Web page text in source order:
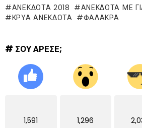
ΑΝΕΚΔΟΤΑ 2018 ΑΝΕΚΔΟΤΑ ΜΕ
ΚΡΥΑ ΑΝΕΚΔΟΤΑ
ΦΑΛΑΚΡΑ
# ΣΟΥ ΑΡΕΣΕ;
1,591 1,296